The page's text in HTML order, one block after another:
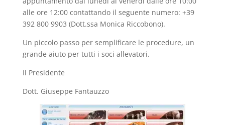
alle ore 12:00 contattando il seguente numero: +39
392 800 9903 (Dott.ssa Monica Riccobono).
Un piccolo passo per semplificare le procedure, un
grande aiuto per tutti i soci allevatori.
Il Presidente
Dott. Giuseppe Fantauzzo